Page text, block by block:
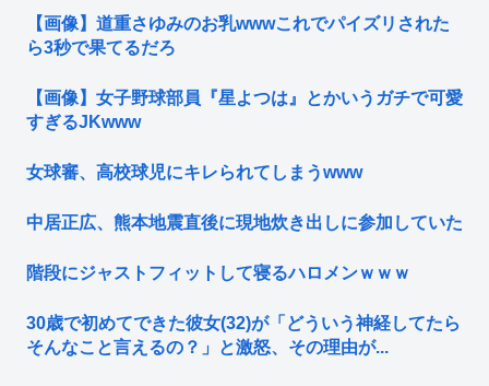
【画像】道重さゆみのお乳wwwこれでパイズリされた
ら3秒で果てるだろ
【画像】女子野球部員『星よつは』とかいうガチで可愛
すぎるJKwww
女球審、高校球児にキレられてしまうwww
中居正広、熊本地震直後に現地炊き出しに参加していた
階段にジャストフィットして寝るハロメンｗｗｗ
30歳で初めてできた彼女(32)が「どういう神経してたら
そんなこと言えるの？」と激怒、その理由が...